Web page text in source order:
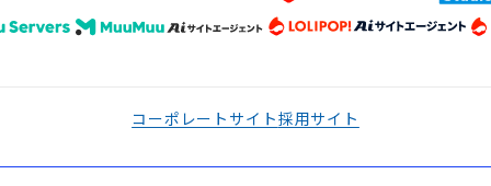
コーポレートサイト採用サイト